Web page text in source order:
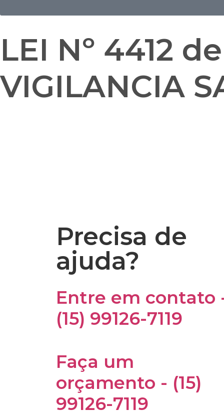
LEI Nº 4412
VIGILANCIA
Precisa de
ajuda?
Entre em contato
(15) 99126-7119
Faça um
orçamento - (15)
99126-7119